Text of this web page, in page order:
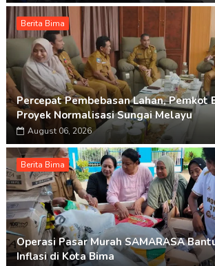
Berita Bima
Percepat Pembebasan Lahan, Pemkot
Proyek Normalisasi Sungai Melayu
August 06, 2026
Berita Bima
Operasi Pasar Murah SAMARASA
Inflasi di Kota Bima